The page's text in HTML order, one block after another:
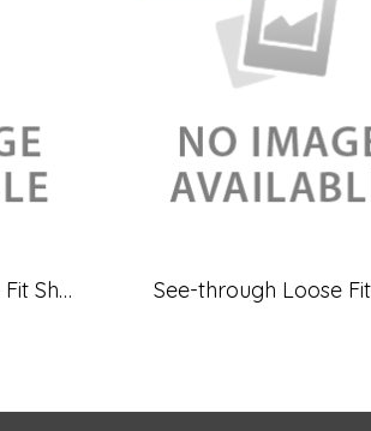
See-through Loose Fit Sheer Blouse